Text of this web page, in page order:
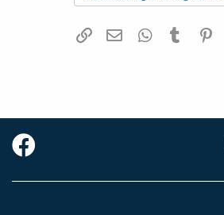
Reddit
Pinterest
Tumblr
WhatsAppדואר אלקטרוני